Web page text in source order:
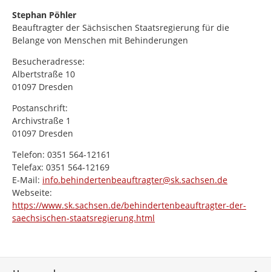
Stephan Pöhler
Beauftragter der Sächsischen Staatsregierung für die
Belange von Menschen mit Behinderungen
Besucheradresse:
Albertstraße 10
01097 Dresden
Postanschrift:
Archivstraße 1
01097 Dresden
Telefon: 0351 564-12161
Telefax: 0351 564-12169
E-Mail: info.behindertenbeauftragter@sk.sachsen.de
Webseite:
https://www.sk.sachsen.de/behindertenbeauftragter-der-
saechsischen-staatsregierung.html